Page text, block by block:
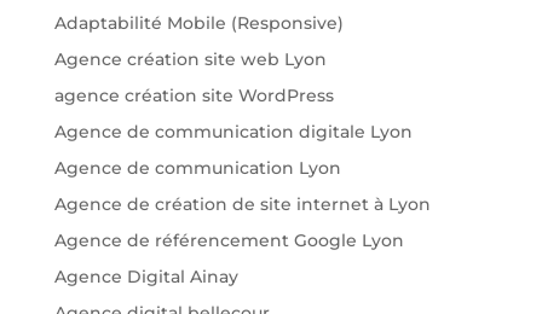
Adaptabilité Mobile (Responsive)
Agence création site web Lyon
agence création site WordPress
Agence de communication digitale Lyon
Agence de communication Lyon
Agence de création de site internet à Lyon
Agence de référencement Google Lyon
Agence Digital Ainay